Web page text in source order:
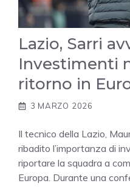
Lazio, Sarri
Investimenti
ritorno in
3 MARZO 2026
Il tecnico della Lazio,
ribadito l’importanza di
riportare la squadra a
Europa. Durante una